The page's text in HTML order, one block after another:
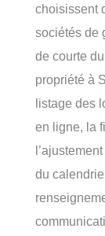
choisissent
sociétés de
de courte
propriété à
listage des
en ligne, la
du